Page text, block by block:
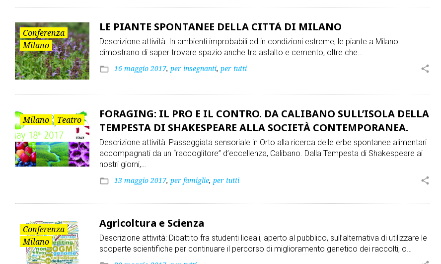
Conferenza
Milano
LE PIANTE SPONTANEE DELLA CITTÀ DI MILANO
Descrizione attività: In ambienti improbabili ed in condizioni estreme, le piante a Milano
dimostrano di saper trovare spazio anche tra asfalto e cemento, oltre che…
folder_open 16 maggio 2017, per insegnanti, per tutti share
Milano Teatro
FORAGING: IL PRO E IL CONTRO. DA CALIBANO SULL’ISOLA DELLA
TEMPESTA DI SHAKESPEARE ALLA SOCIETÀ CONTEMPORANEA.
Descrizione attività: Passeggiata sensoriale in Orto alla ricerca delle erbe spontanee alimentari
accompagnati da un “raccoglitore” d’eccellenza, Calibano. Dalla Tempesta di Shakespeare ai
nostri giorni,…
folder_open 13 maggio 2017, per famiglie, per tutti share
Conferenza
Milano
Agricoltura e Scienza
Descrizione attività: Dibattito fra studenti liceali, aperto al pubblico, sull’alternativa di utilizzare le
scoperte scientifiche per continuare il percorso di miglioramento genetico dei raccolti, o…